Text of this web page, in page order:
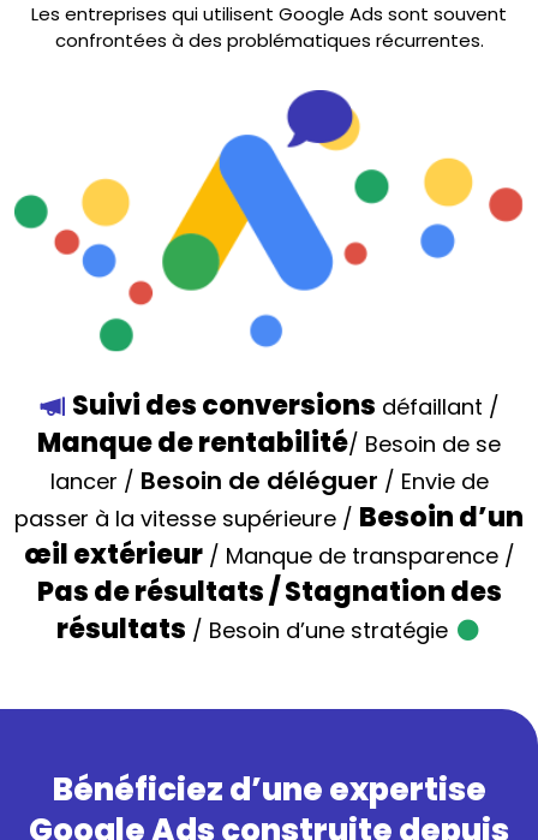
Les entreprises qui utilisent Google Ads sont souvent
confrontées à des problématiques récurrentes.
Suivi des conversions défaillant /
Manque de rentabilité/ Besoin de se
lancer / Besoin de déléguer / Envie de
passer à la vitesse supérieure / Besoin d’un
œil extérieur/ Manque de transparence /
Pas de résultats / Stagnation des
résultats / Besoin d’une stratégie
Bénéficiez d’une expertise
Google Ads construite depuis